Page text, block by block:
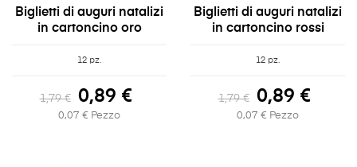
Biglietti di auguri natalizi
in cartoncino oro
12 pz.
1,79 € 0,89 €
0,07 € Pezzo
Biglietti di auguri natalizi
in cartoncino rossi
12 pz.
1,79 € 0,89 €
0,07 € Pezzo